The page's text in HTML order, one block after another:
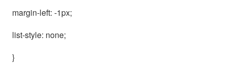
margin-left: -1px;
list-style: none;
}